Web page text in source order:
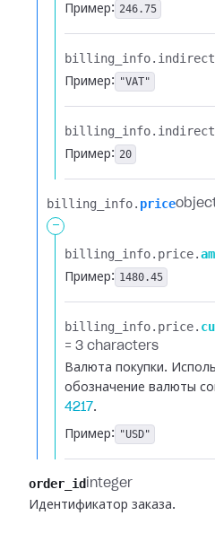
Пример: 246.75
billing_info.​
Пример: "VAT"
billing_info.​
Пример: 20
billing_info.​ price
-
billing_info.​ price.​
Пример: 1480.45
billing_info.​ price.​
= 3 characters
Валюта покупки.
обозначение валюты
4217.
Пример: "USD"
order_id integer
Идентификатор заказа.